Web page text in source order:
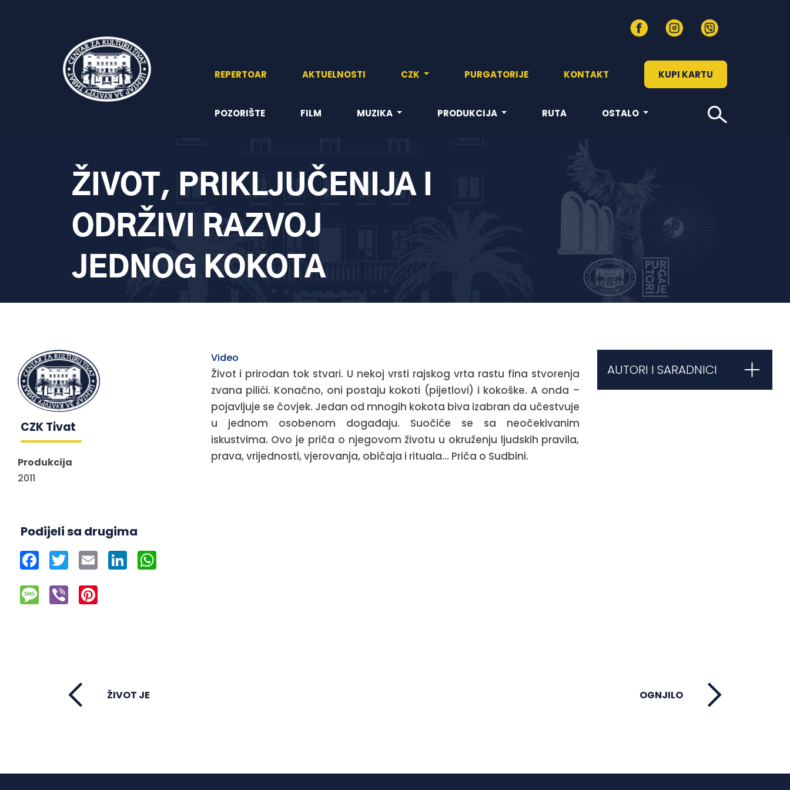
REPERTOAR AKTUELNOSTI CZK PURGATORIJE KONTAKT KUPI KARTU
POZORIŠTE FILM MUZIKA PRODUKCIJA RUTA OSTALO
ŽIVOT, PRIKLJUČENIJA I
ODRŽIVI RAZVOJ
JEDNOG KOKOTA
CZK Tivat
Produkcija
2011
Podijeli sa drugima
Facebook
Twitter Email LinkedIn
MessageViber
Video
Život i prirodan tok stvari. U nekoj vrsti rajskog vrta rastu fina stvorenja
zvana pilići. Konačno, oni postaju kokoti (pijetlovi) i kokoške. A onda –
pojavljuje se čovjek. Jedan od mnogih kokota biva izabran da učestvuje
u jednom osobenom događaju. Suočiće se sa neočekivanim
iskustvima. Ovo je priča o njegovom životu u okruženju ljudskih pravila,
prava, vrijednosti, vjerovanja, običaja i rituala… Priča o Sudbini.
AUTORI I SARADNICI
ŽIVOT JE OGNJILO